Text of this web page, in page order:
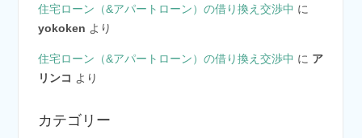
住宅ローン（&アパートローン）の借り換え交渉中 に
yokoken より
住宅ローン（&アパートローン）の借り換え交渉中 に ア
リンコ より
カテゴリー